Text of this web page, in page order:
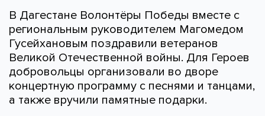
В Дагестане Волонтёры Победы вместе с
региональным руководителем Магомедом
Гусейхановым поздравили ветеранов
Великой Отечественной войны. Для Героев
добровольцы организовали во дворе
концертную программу с песнями и танцами,
а также вручили памятные подарки.